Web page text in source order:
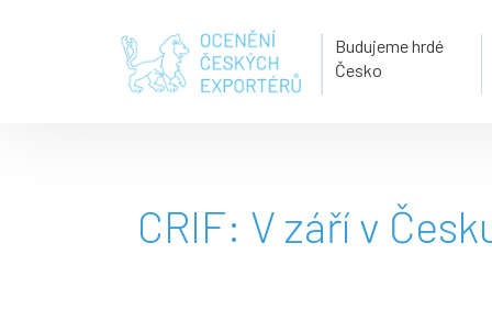
Budujeme hrdé
Česko
CRIF: V září v